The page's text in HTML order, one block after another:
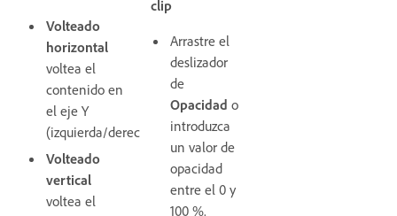
Volteado
horizontal
voltea el
contenido en
el eje Y
(izquierda/derecha).
Volteado
vertical
voltea el
clip
Arrastre el
deslizador
de
Opacidado
introduzca
un valor de
opacidad
entre el 0 y
100 %.